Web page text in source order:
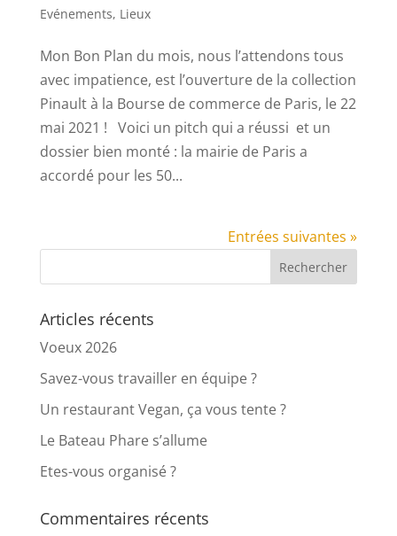
Evénements, Lieux
Mon Bon Plan du mois, nous l’attendons tous
avec impatience, est l’ouverture de la collection
Pinault à la Bourse de commerce de Paris, le 22
mai 2021 ! Voici un pitch qui a réussi et un
dossier bien monté : la mairie de Paris a
accordé pour les 50...
Entrées suivantes »
Articles récents
Voeux 2026
Savez-vous travailler en équipe ?
Un restaurant Vegan, ça vous tente ?
Le Bateau Phare s’allume
Etes-vous organisé ?
Commentaires récents